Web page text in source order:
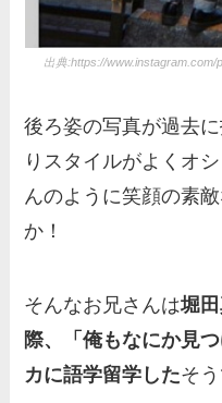
出典:https://www.instagram.com/
後ろ姿の写真が過去
りスタイルがよくオ
んのように笑顔の素
か！
そんなお兄さんは堀
際、「俺もなにか見
カに語学留学したそう